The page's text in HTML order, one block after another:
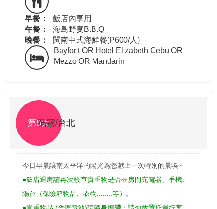
早餐：
飯店內享用
午餐：
海島野宴B.B.Q
晚餐：
閩南中式海鮮餐(P600/人)
Bayfont OR Hotel Elizabeth Cebu OR
Mezzo OR Mandarin
第5天
宿霧/台北
今日早晨讓南太平洋的陽光為您獻上一次特別的晨喚~
●飯店退房請再次檢查貴重物是否在房間充電器、手機、
陽台（保險箱物品、衣物........等）。
●貴重物品 (含鋰電池)請隨身攜帶；請勿放置托運行李。